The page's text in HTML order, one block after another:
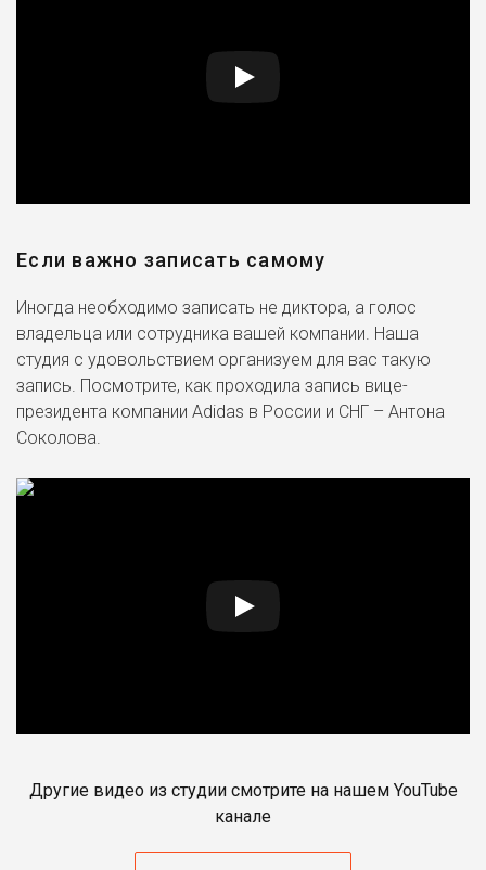
Если важно записать самому
Иногда необходимо записать не диктора, а голос
владельца или сотрудника вашей компании. Наша
студия с удовольствием организуем для вас такую
запись. Посмотрите, как проходила запись вице-
президента компании Adidas в России и СНГ – Антона
Соколова.
Другие видео из студии смотрите на нашем YouTube
канале